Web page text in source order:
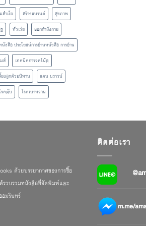
ำเร็จ สร้างแบรนด์
สุขภาพ
หัวเว่ย
ออกกำลังกาย
นังสือ ประโยชน์การอ่านหนังสือ การอ่าน
ส์
เทคนิคการจดโน้ต
ยงลูกด้วยนิทาน
แดน บราวน์
รคตับ โรคเบาหวาน
ด้วยบรรยากาศของการซื้อ
รวบรวมหนังสือที่จัดพิมพ์และ
อมรินทร์
ติดต่อเรา
m.me/